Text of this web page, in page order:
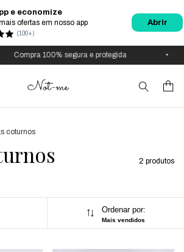
e economize
ofertas em nosso app
(100+)
Abrir
Compra 100% segura e protegida
coturnos
2 produtos
Ordenar por:
Mais vendidos